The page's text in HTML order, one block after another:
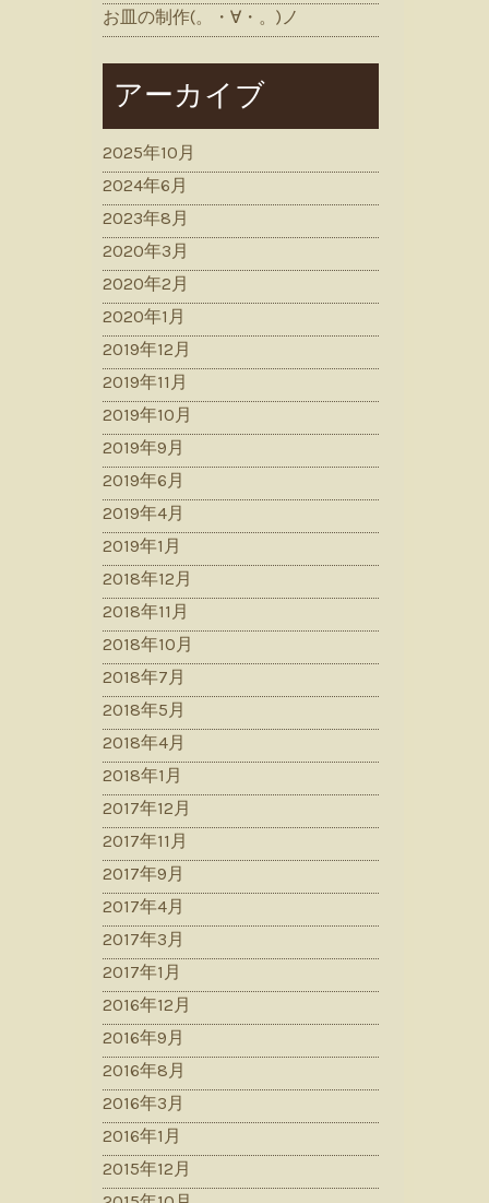
お皿の制作(。・∀・。)ノ
アーカイブ
2025年10月
2024年6月
2023年8月
2020年3月
2020年2月
2020年1月
2019年12月
2019年11月
2019年10月
2019年9月
2019年6月
2019年4月
2019年1月
2018年12月
2018年11月
2018年10月
2018年7月
2018年5月
2018年4月
2018年1月
2017年12月
2017年11月
2017年9月
2017年4月
2017年3月
2017年1月
2016年12月
2016年9月
2016年8月
2016年3月
2016年1月
2015年12月